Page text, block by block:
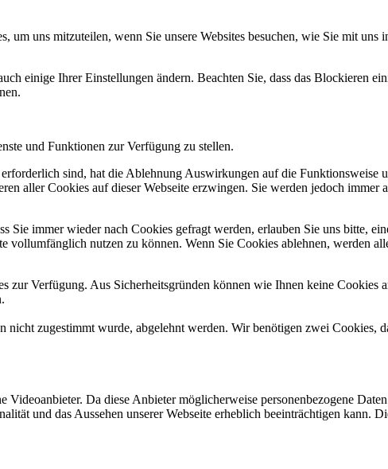
uns mitzuteilen, wenn Sie unsere Websites besuchen, wie Sie mit uns
einige Ihrer Einstellungen ändern. Beachten Sie, dass das Blockieren
und Funktionen zur Verfügung zu stellen.
sind, hat die Ablehnung Auswirkungen auf die Funktionsweise
aller Cookies auf dieser Webseite erzwingen. Sie werden jedoch immer
Sie immer wieder nach Cookies gefragt werden, erlauben Sie uns bitte,
vollumfänglich nutzen zu können. Wenn Sie Cookies ablehnen, werden
Verfügung. Aus Sicherheitsgründen können wie Ihnen keine Cookies
zugestimmt wurde, abgelehnt werden. Wir benötigen zwei Cookies,
Da diese Anbieter möglicherweise personenbezogene
und das Aussehen unserer Webseite erheblich beeinträchtigen kann.